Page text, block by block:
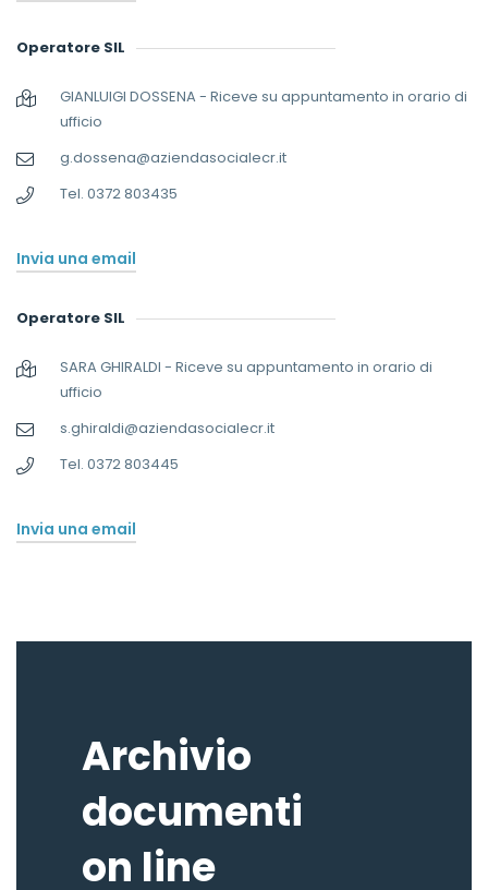
Operatore SIL
GIANLUIGI DOSSENA - Riceve su appuntamento in orario di
ufficio
g.dossena@aziendasocialecr.it
Tel. 0372 803435
Invia una email
Operatore SIL
SARA GHIRALDI - Riceve su appuntamento in orario di
ufficio
s.ghiraldi@aziendasocialecr.it
Tel. 0372 803445
Invia una email
Archivio
documenti
on line